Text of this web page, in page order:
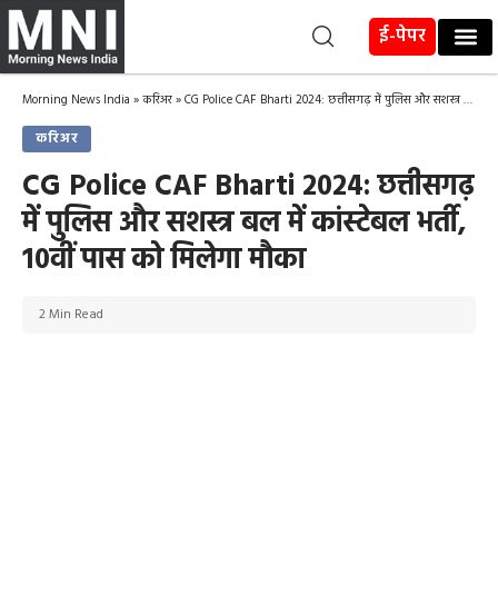
ई-पेपर
Morning News India »करिअर»CG Police CAF Bharti 2024: छत्तीसगढ़ में पुलिस और सशस्त्र बल में कांस्टेबल भर्ती, 10वीं पास को मिलेगा मौका
करिअर
CG Police CAF Bharti 2024: छत्तीसगढ़
में पुलिस और सशस्त्र बल में कांस्टेबल भर्ती,
10वीं पास को मिलेगा मौका
2 Min Read